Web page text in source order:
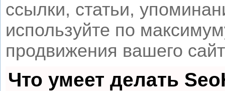
ссылки, статьи,
используйте по
продвижения вашего
Что умеет делать